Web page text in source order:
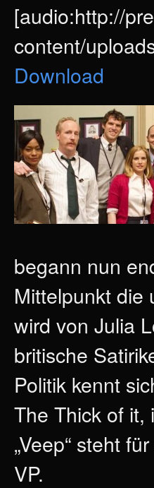
[audio:http://
content/
Download
begann nun
Mittelpunkt die
wird von Julia
britische
Politik kennt
The Thick of it,
„Veep“ steht
VP.